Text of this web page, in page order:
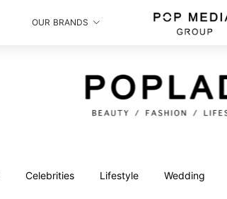
OUR BRANDS
Celebrities Lifestyle Wedding